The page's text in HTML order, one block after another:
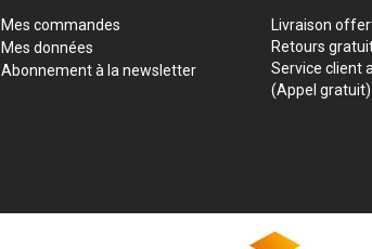
Mes commandes
Mes données
Abonnement à la newsletter
Livraison
Retours
Service client
(Appel gratuit)